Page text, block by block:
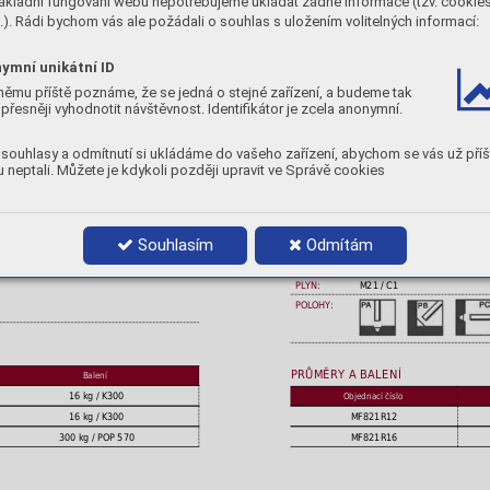
Rádi bychom vás ale požádali o souhlas s uložením volitelných informací:
unikátní ID
příště poznáme, že se jedná o stejné zařízení, a budeme tak
vyhodnotit návštěvnost. Identifikátor je zcela anonymní.
a odmítnutí si ukládáme do vašeho zařízení, abychom se vás už
neptali. Můžete je kdykoli později upravit ve Správě cookies
Souhlasím Odmítám
svařováním pro ekonomickou výrobu
0,9 rest
A 5 Nárazová energie ISO-V
[ J ]
80
47
Balení
16 kg / K300
16 kg / K300
300 kg / POP 570
rozstřik, snadno
0,05
1,3
Stav Rp0,2
TZ : 580°C / 60 min
POLARITA:
DC+
PLYN:
M21 / C1
POLOHY:
PRŮMĚRY A BALENÍ
Objednací číslo
MF821R12
MF821R16